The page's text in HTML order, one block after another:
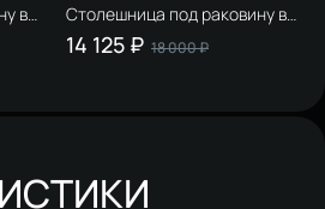
в
Столешница под раковину в
ванную STWORKI Ольборг 80
французский дуб, фанера
14 125 ₽ 18 000 ₽